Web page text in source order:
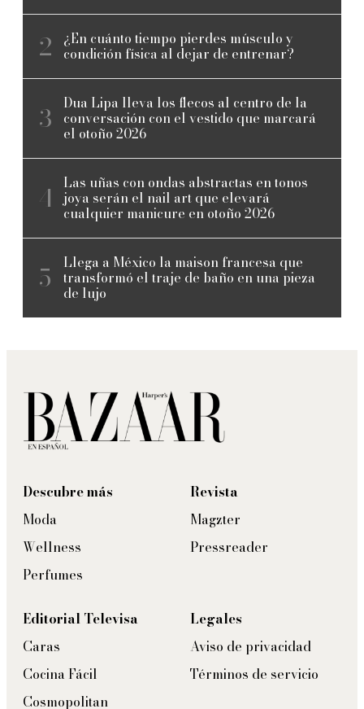
¿En cuánto tiempo pierdes músculo y
condición física al dejar de entrenar?
Dua Lipa lleva los flecos al centro de la
conversación con el vestido que marcará
el otoño 2026
Las uñas con ondas abstractas en tonos
joya serán el nail art que elevará
cualquier manicure en otoño 2026
Llega a México la maison francesa que
transformó el traje de baño en una pieza
de lujo
Descubre más
Moda
Wellness
Perfumes
Revista
Magzter
Pressreader
Editorial Televisa
Caras
Cocina Fácil
Cosmopolitan
Legales
Aviso de privacidad
Términos de servicio